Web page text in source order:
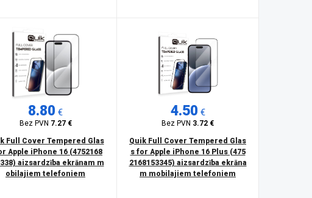
8.80 €
Bez PVN 7.27 €
Full Cover Tempered Glas
Apple iPhone 16 (4752168
aizsardzība ekrānam m
obilajiem telefoniem
4.50 €
Bez PVN 3.72 €
Quik Full Cover Tempered Glas
s for Apple iPhone 16 Plus (475
2168153345) aizsardzība ekrāna
m mobilajiem telefoniem